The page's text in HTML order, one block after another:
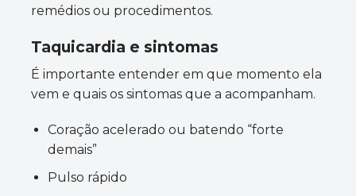
remédios ou procedimentos.
Taquicardia e sintomas
É importante entender em que momento ela
vem e quais os sintomas que a acompanham.
Coração acelerado ou batendo “forte
demais”
Pulso rápido